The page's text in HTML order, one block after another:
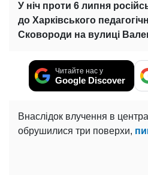
У ніч проти 6 липня
до Харківського
Сковороди на вулиці
Читайте нас у
Google Discover
Внаслідок влучення в
обрушилися три поверхи,